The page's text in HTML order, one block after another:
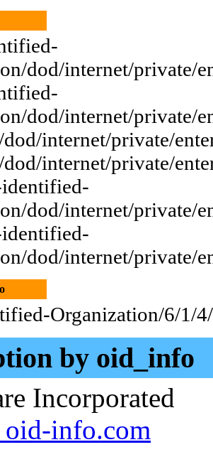
dod/internet/private/
dod/internet/private/
internet/private/
internet/private/
dod/internet/private/
dod/internet/private/
Organization/6/1/
by oid_info
Incorporated
info.com